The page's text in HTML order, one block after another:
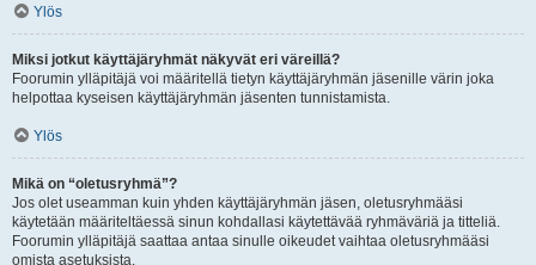
Ylös
Miksi jotkut käyttäjäryhmät näkyvät eri väreillä?
Foorumin ylläpitäjä voi määritellä tietyn käyttäjäryhmän jäsenille värin joka
helpottaa kyseisen käyttäjäryhmän jäsenten tunnistamista.
Ylös
Mikä on “oletusryhmä”?
Jos olet useamman kuin yhden käyttäjäryhmän jäsen, oletusryhmääsi
käytetään määriteltäessä sinun kohdallasi käytettävää ryhmäväriä ja titteliä.
Foorumin ylläpitäjä saattaa antaa sinulle oikeudet vaihtaa oletusryhmääsi
omista asetuksista.